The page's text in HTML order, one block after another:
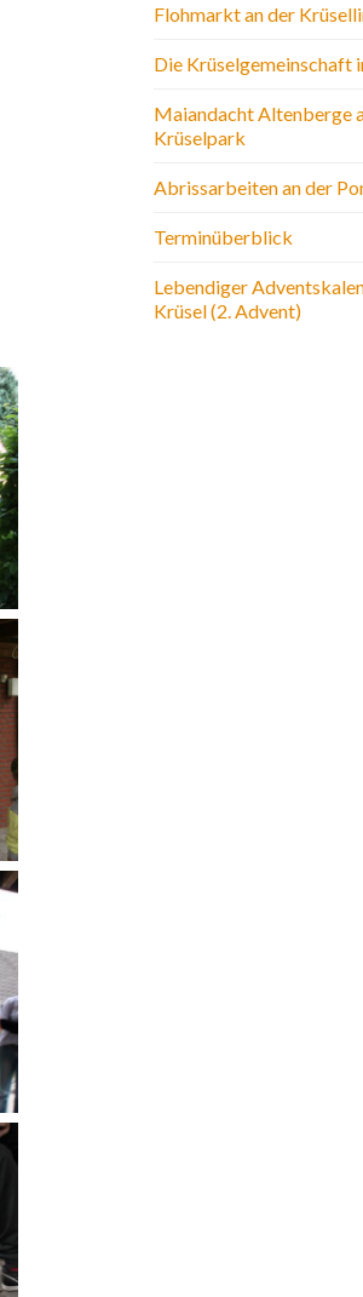
Flohmarkt an der
Die Krüselgemeinschaft
Maiandacht Altenberge
Krüselpark
Abrissarbeiten an der
Terminüberblick
Lebendiger
Krüsel (2. Advent)